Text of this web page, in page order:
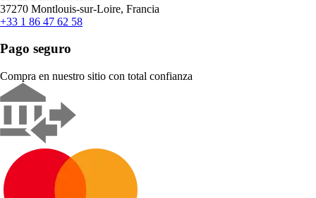
37270 Montlouis-sur-Loire, Francia
+33 1 86 47 62 58
Pago seguro
Compra en nuestro sitio con total confianza